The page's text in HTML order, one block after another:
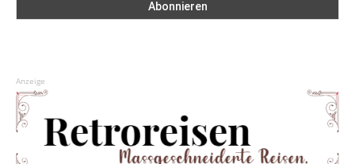
Anzeige